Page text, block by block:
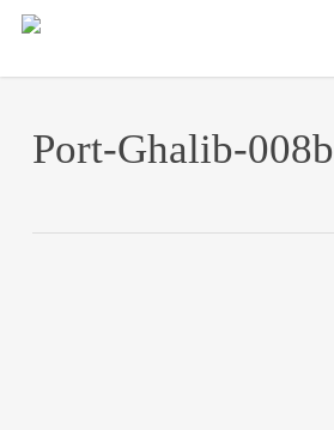
Skip
main
Port-Ghalib-008b